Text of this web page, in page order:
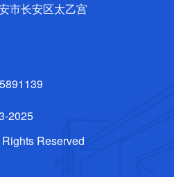
市长安区太乙宫
2025
Reserved